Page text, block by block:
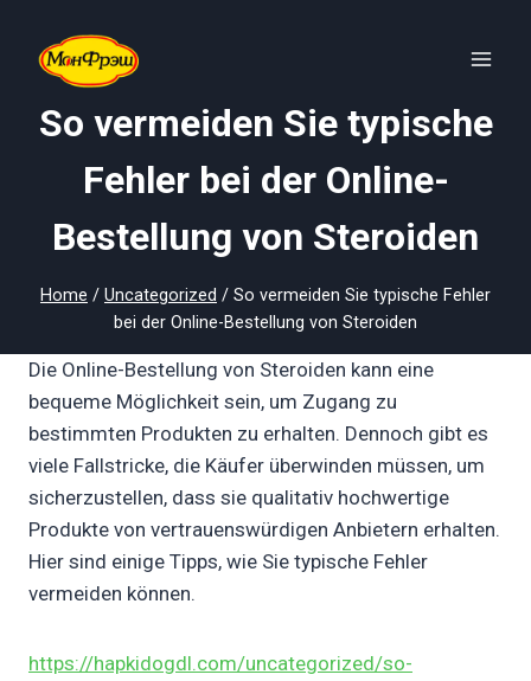
content
So vermeiden Sie typische
Fehler bei der Online-
Bestellung von Steroiden
Home / Uncategorized / So vermeiden Sie typische Fehler
bei der Online-Bestellung von Steroiden
Die Online-Bestellung von Steroiden kann eine
bequeme Möglichkeit sein, um Zugang zu
bestimmten Produkten zu erhalten. Dennoch gibt es
viele Fallstricke, die Käufer überwinden müssen, um
sicherzustellen, dass sie qualitativ hochwertige
Produkte von vertrauenswürdigen Anbietern erhalten.
Hier sind einige Tipps, wie Sie typische Fehler
vermeiden können.
https://hapkidogdl.com/uncategorized/so-